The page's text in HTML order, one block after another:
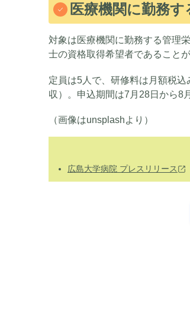
医療機関に勤務
対象は医療機関に勤務する管理
士の資格取得希望者であることが
定員は5人で、研修料は月額税
収）。申込期間は7月28日から8
（画像はunsplashより）
広島大学病院 プレスリリース